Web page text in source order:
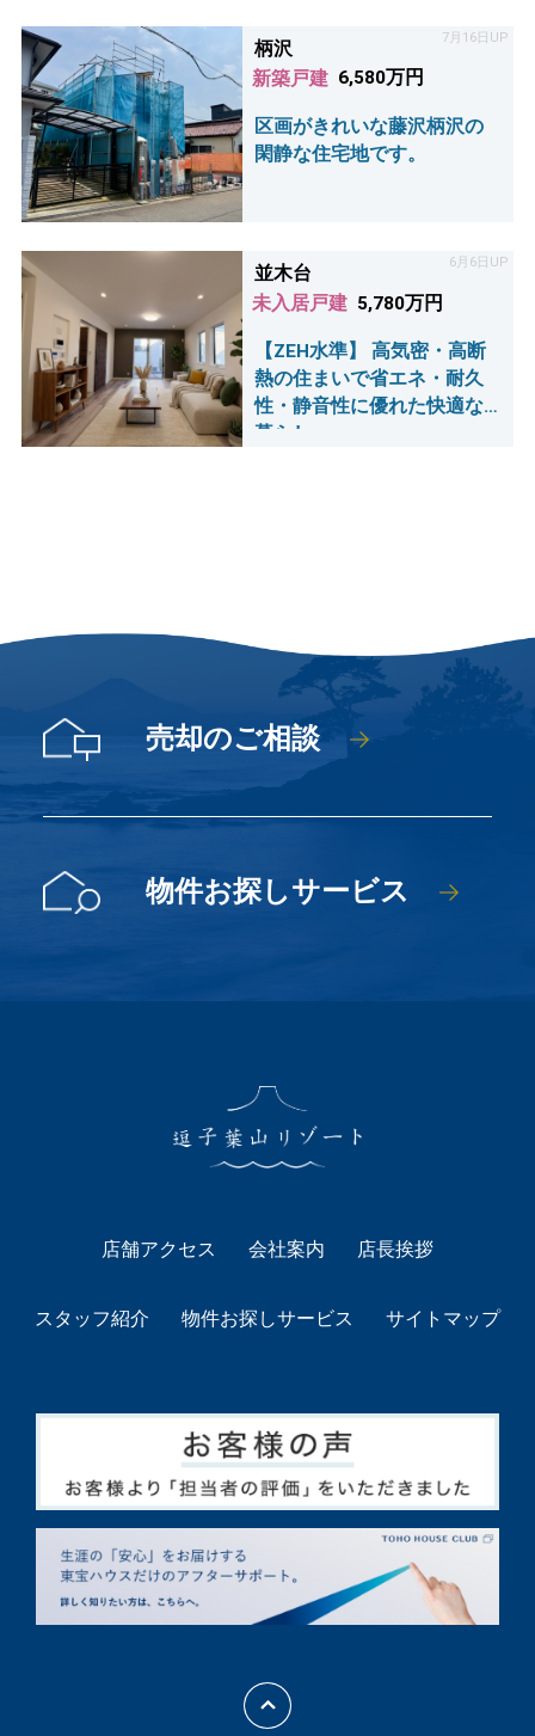
7月16日UP
柄沢
新築戸建 6,580万円
区画がきれいな藤沢柄沢の
閑静な住宅地です。
6月6日UP
並木台
未入居戸建 5,780万円
【ZEH水準】 高気密・高断
熱の住まいで省エネ・耐久
性・静音性に優れた快適な
暮らし。
売却のご相談
物件お探しサービス
店舗アクセス 会社案内 店長挨拶
スタッフ紹介 物件お探しサービス サイトマップ